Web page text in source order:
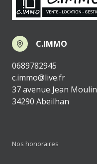
C.IMMO
0689782945
c.immo@live.fr
37 avenue Jean Moulin
34290 Abeilhan
Nos honoraires